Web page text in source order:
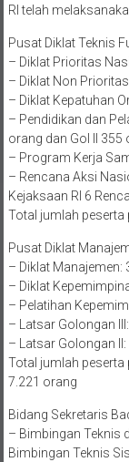
RI telah
Pusat Diklat Teknis
– Diklat Prioritas
– Diklat Non
– Diklat Kepatuhan
– Pendidikan dan
orang dan Gol II 355
– Program Kerja
– Rencana Aksi
Kejaksaan RI 6
Total jumlah
Pusat Diklat
– Diklat Manajemen:
– Diklat
– Pelatihan
– Latsar Golongan
– Latsar Golongan
Total jumlah peserta
7.221 orang
Bidang Sekretaris
– Bimbingan Teknis
Bimbingan Teknis